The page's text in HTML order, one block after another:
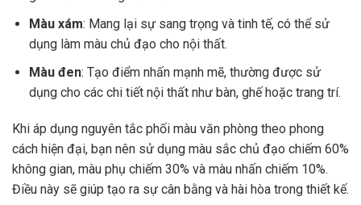
Màu xám: Mang lại sự sang trọng và tinh tế, có thể sử
dụng làm màu chủ đạo cho nội thất.
Màu đen: Tạo điểm nhấn mạnh mẽ, thường được sử
dụng cho các chi tiết nội thất như bàn, ghế hoặc trang trí.
Khi áp dụng nguyên tắc phối màu văn phòng theo phong
cách hiện đại, bạn nên sử dụng màu sắc chủ đạo chiếm 60%
không gian, màu phụ chiếm 30% và màu nhấn chiếm 10%.
Điều này sẽ giúp tạo ra sự cân bằng và hài hòa trong thiết kế.